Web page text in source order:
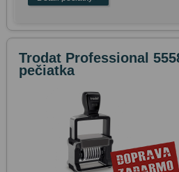
Trodat Professional
pečiatka